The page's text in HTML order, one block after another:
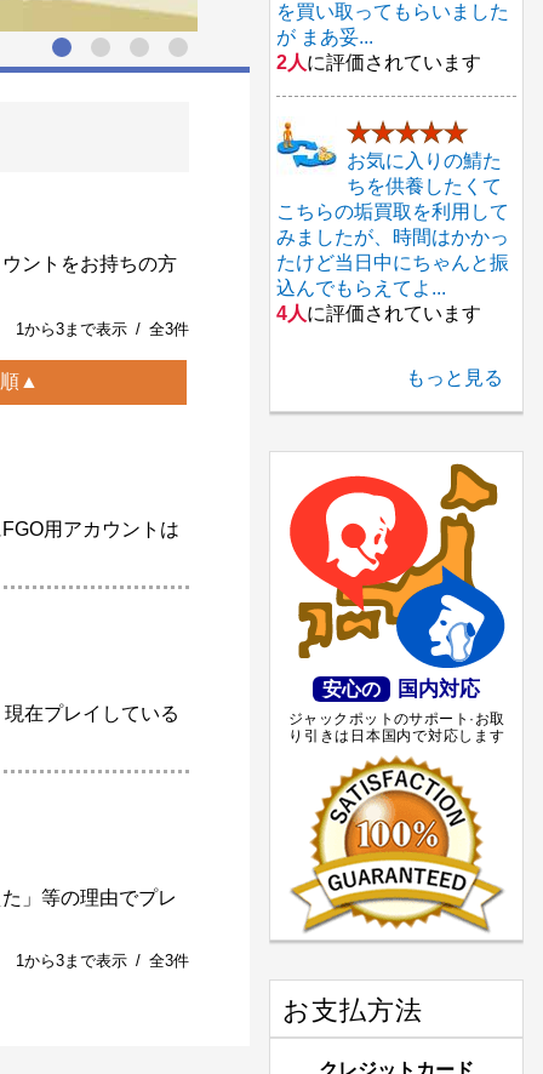
ントをお持ちの方
1から3まで表示 / 全3件
▲
用アカウントは
在プレイしている
」等の理由でプレ
1から3まで表示 / 全3件
を買い取ってもらいました
が まあ妥...
2人に評価されています
★★★★★
お気に入りの鯖た
ちを供養したくて
こちらの垢買取を利用して
みましたが、時間はかかっ
たけど当日中にちゃんと振
込んでもらえてよ...
4人に評価されています
もっと見る
安心の 国内対応
ジャックポットのサポート·お取
り引きは日本国内で対応します
お支払方法
クレジットカード